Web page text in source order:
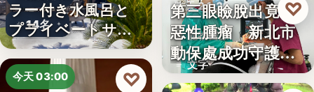
14名
ラー付き水風呂と
プライベートサウ
ナを楽…
今天 03:00 ♡
昨天 21:26
寵物醫療
文字
第三眼瞼脫出竟藏
惡性腫瘤 新北市
動保處成功守護校
園犬
♡